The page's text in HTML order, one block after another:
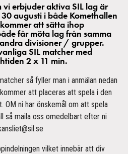
vi erbjuder aktiva SIL lag är
augusti i både Komethallen
att sätta ihop
får möta lag från samma
divisioner / grupper.
SIL matcher med
2 x 11 min.
så fyller man i anmälan nedan
att placeras att spela i den
OM ni har önskemål om att spela
så maila oss omedelbart efter ni
vilket innebär att div